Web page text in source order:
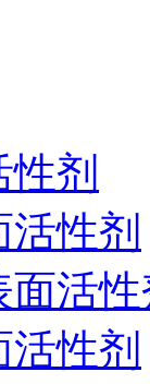
剂
性剂
面活
性剂